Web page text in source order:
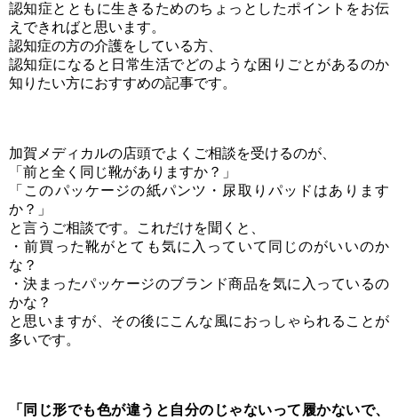
認知症とともに生きるためのちょっとしたポイントをお伝
えできればと思います。
認知症の方の介護をしている方、
認知症になると日常生活でどのような困りごとがあるのか
知りたい方におすすめの記事です。
加賀メディカルの店頭でよくご相談を受けるのが、
「前と全く同じ靴がありますか？」
「このパッケージの紙パンツ・尿取りパッドはあります
か？」
と言うご相談です。これだけを聞くと、
・前買った靴がとても気に入っていて同じのがいいのか
な？
・決まったパッケージのブランド商品を気に入っているの
かな？
と思いますが、その後にこんな風におっしゃられることが
多いです。
「同じ形でも色が違うと自分のじゃないって履かないで、